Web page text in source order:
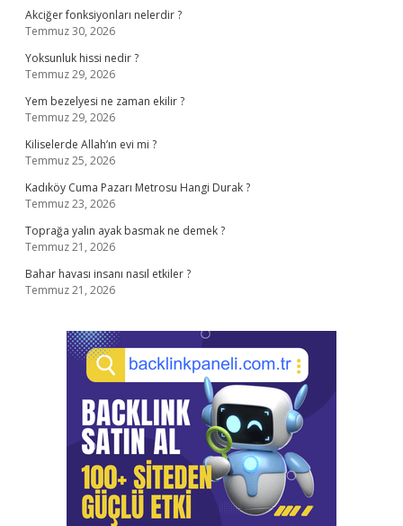
Akciğer fonksiyonları nelerdir ?
Temmuz 30, 2026
Yoksunluk hissi nedir ?
Temmuz 29, 2026
Yem bezelyesi ne zaman ekilir ?
Temmuz 29, 2026
Kiliselerde Allah’ın evi mi ?
Temmuz 25, 2026
Kadıköy Cuma Pazarı Metrosu Hangi Durak ?
Temmuz 23, 2026
Toprağa yalın ayak basmak ne demek ?
Temmuz 21, 2026
Bahar havası insanı nasıl etkiler ?
Temmuz 21, 2026